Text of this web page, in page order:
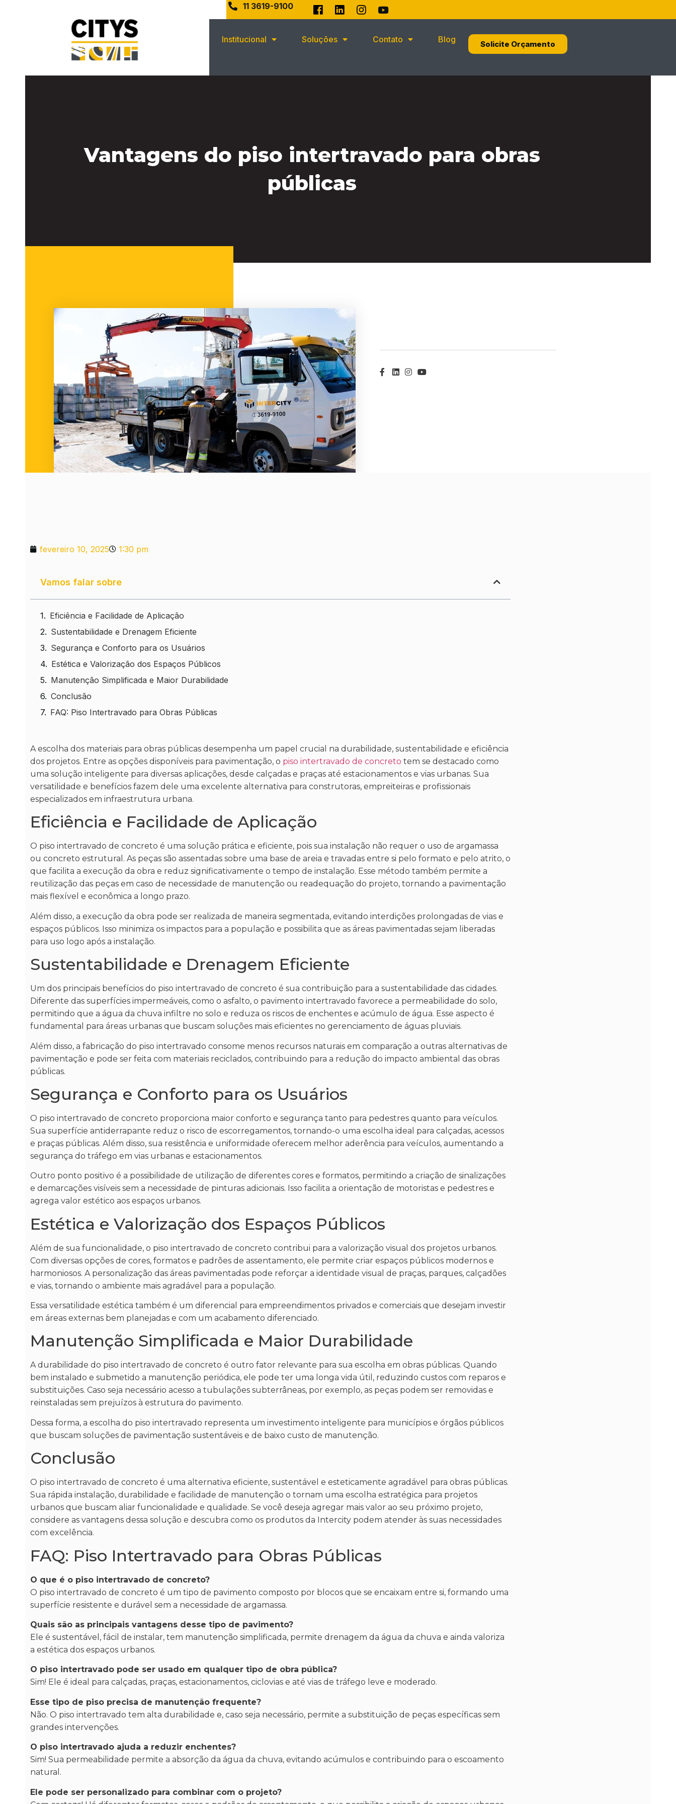
11 3619-9100
Institucional Soluções Contato Blog Solicite Orçamento
Vantagens do piso intertravado para obras
públicas
fevereiro 10, 2025 1:30 pm
Vamos falar sobre
Eficiência e Facilidade de Aplicação
Sustentabilidade e Drenagem Eficiente
Segurança e Conforto para os Usuários
Estética e Valorização dos Espaços Públicos
Manutenção Simplificada e Maior Durabilidade
Conclusão
FAQ: Piso Intertravado para Obras Públicas
A escolha dos materiais para obras públicas desempenha um papel crucial na durabilidade, sustentabilidade e eficiência
dos projetos. Entre as opções disponíveis para pavimentação, o piso intertravado de concreto tem se destacado como
uma solução inteligente para diversas aplicações, desde calçadas e praças até estacionamentos e vias urbanas. Sua
versatilidade e benefícios fazem dele uma excelente alternativa para construtoras, empreiteiras e profissionais
especializados em infraestrutura urbana.
Eficiência e Facilidade de Aplicação
O piso intertravado de concreto é uma solução prática e eficiente, pois sua instalação não requer o uso de argamassa
ou concreto estrutural. As peças são assentadas sobre uma base de areia e travadas entre si pelo formato e pelo atrito, o
que facilita a execução da obra e reduz significativamente o tempo de instalação. Esse método também permite a
reutilização das peças em caso de necessidade de manutenção ou readequação do projeto, tornando a pavimentação
mais flexível e econômica a longo prazo.
Além disso, a execução da obra pode ser realizada de maneira segmentada, evitando interdições prolongadas de vias e
espaços públicos. Isso minimiza os impactos para a população e possibilita que as áreas pavimentadas sejam liberadas
para uso logo após a instalação.
Sustentabilidade e Drenagem Eficiente
Um dos principais benefícios do piso intertravado de concreto é sua contribuição para a sustentabilidade das cidades.
Diferente das superfícies impermeáveis, como o asfalto, o pavimento intertravado favorece a permeabilidade do solo,
permitindo que a água da chuva infiltre no solo e reduza os riscos de enchentes e acúmulo de água. Esse aspecto é
fundamental para áreas urbanas que buscam soluções mais eficientes no gerenciamento de águas pluviais.
Além disso, a fabricação do piso intertravado consome menos recursos naturais em comparação a outras alternativas de
pavimentação e pode ser feita com materiais reciclados, contribuindo para a redução do impacto ambiental das obras
públicas.
Segurança e Conforto para os Usuários
O piso intertravado de concreto proporciona maior conforto e segurança tanto para pedestres quanto para veículos.
Sua superfície antiderrapante reduz o risco de escorregamentos, tornando-o uma escolha ideal para calçadas, acessos
e praças públicas. Além disso, sua resistência e uniformidade oferecem melhor aderência para veículos, aumentando a
segurança do tráfego em vias urbanas e estacionamentos.
Outro ponto positivo é a possibilidade de utilização de diferentes cores e formatos, permitindo a criação de sinalizações
e demarcações visíveis sem a necessidade de pinturas adicionais. Isso facilita a orientação de motoristas e pedestres e
agrega valor estético aos espaços urbanos.
Estética e Valorização dos Espaços Públicos
Além de sua funcionalidade, o piso intertravado de concreto contribui para a valorização visual dos projetos urbanos.
Com diversas opções de cores, formatos e padrões de assentamento, ele permite criar espaços públicos modernos e
harmoniosos. A personalização das áreas pavimentadas pode reforçar a identidade visual de praças, parques, calçadões
e vias, tornando o ambiente mais agradável para a população.
Essa versatilidade estética também é um diferencial para empreendimentos privados e comerciais que desejam investir
em áreas externas bem planejadas e com um acabamento diferenciado.
Manutenção Simplificada e Maior Durabilidade
A durabilidade do piso intertravado de concreto é outro fator relevante para sua escolha em obras públicas. Quando
bem instalado e submetido a manutenção periódica, ele pode ter uma longa vida útil, reduzindo custos com reparos e
substituições. Caso seja necessário acesso a tubulações subterrâneas, por exemplo, as peças podem ser removidas e
reinstaladas sem prejuízos à estrutura do pavimento.
Dessa forma, a escolha do piso intertravado representa um investimento inteligente para municípios e órgãos públicos
que buscam soluções de pavimentação sustentáveis e de baixo custo de manutenção.
Conclusão
O piso intertravado de concreto é uma alternativa eficiente, sustentável e esteticamente agradável para obras públicas.
Sua rápida instalação, durabilidade e facilidade de manutenção o tornam uma escolha estratégica para projetos
urbanos que buscam aliar funcionalidade e qualidade. Se você deseja agregar mais valor ao seu próximo projeto,
considere as vantagens dessa solução e descubra como os produtos da Intercity podem atender às suas necessidades
com excelência.
FAQ: Piso Intertravado para Obras Públicas
O que é o piso intertravado de concreto?
O piso intertravado de concreto é um tipo de pavimento composto por blocos que se encaixam entre si, formando uma
superfície resistente e durável sem a necessidade de argamassa.
Quais são as principais vantagens desse tipo de pavimento?
Ele é sustentável, fácil de instalar, tem manutenção simplificada, permite drenagem da água da chuva e ainda valoriza
a estética dos espaços urbanos.
O piso intertravado pode ser usado em qualquer tipo de obra pública?
Sim! Ele é ideal para calçadas, praças, estacionamentos, ciclovias e até vias de tráfego leve e moderado.
Esse tipo de piso precisa de manutenção frequente?
Não. O piso intertravado tem alta durabilidade e, caso seja necessário, permite a substituição de peças específicas sem
grandes intervenções.
O piso intertravado ajuda a reduzir enchentes?
Sim! Sua permeabilidade permite a absorção da água da chuva, evitando acúmulos e contribuindo para o escoamento
natural.
Ele pode ser personalizado para combinar com o projeto?